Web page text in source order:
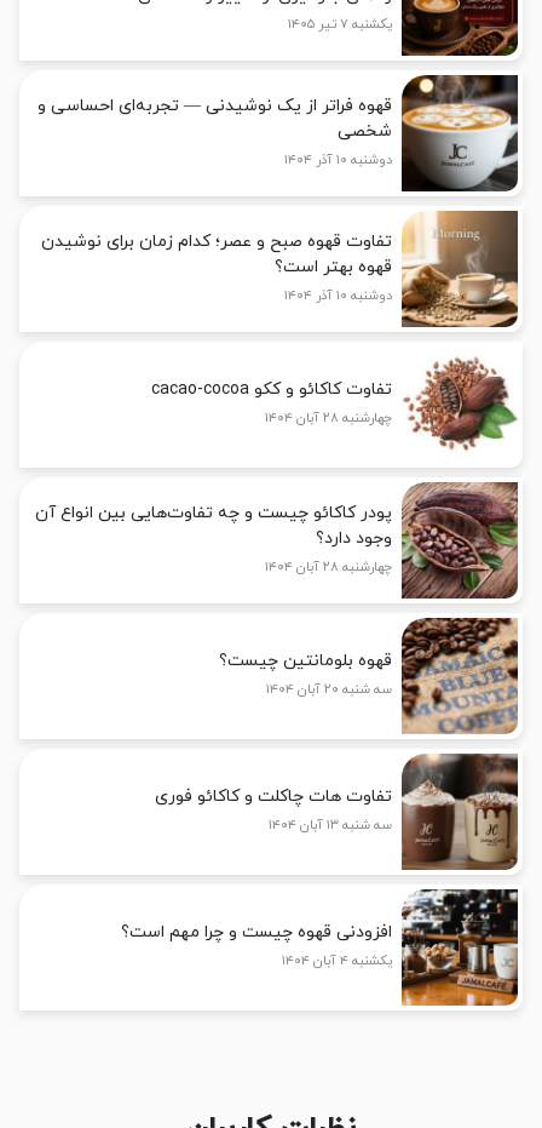
یکشنبه ۷ تیر ۱۴۰۵
قهوه فراتر از یک نوشیدنی — تجربه‌ای احساسی و
شخصی
دوشنبه ۱۰ آذر ۱۴۰۴
تفاوت قهوه صبح و عصر؛ کدام زمان برای نوشیدن
قهوه بهتر است؟
دوشنبه ۱۰ آذر ۱۴۰۴
تفاوت کاکائو و ککو cacao-cocoa
چهارشنبه ۲۸ آبان ۱۴۰۴
پودر کاکائو چیست و چه تفاوت‌هایی بین انواع آن
وجود دارد؟
چهارشنبه ۲۸ آبان ۱۴۰۴
قهوه بلومانتین چیست؟
سه شنبه ۲۰ آبان ۱۴۰۴
تفاوت هات چاکلت و کاکائو فوری
سه شنبه ۱۳ آبان ۱۴۰۴
افزودنی قهوه چیست و چرا مهم است؟
یکشنبه ۴ آبان ۱۴۰۴